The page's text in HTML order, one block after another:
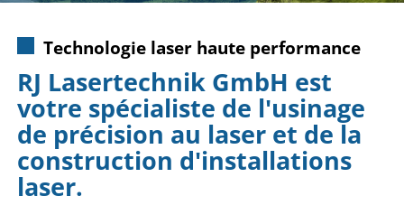
Technologie laser haute performance
RJ Lasertechnik GmbH est
votre spécialiste de l'usinage
de précision au laser et de la
construction d'installations
laser.